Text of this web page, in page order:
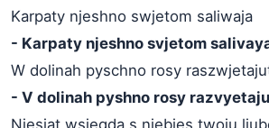
Karpaty njeshno swjetom saliwaja
- Karpaty njeshno svjetom
W dolinah pyschno rosy
- V dolinah pyshno rosy